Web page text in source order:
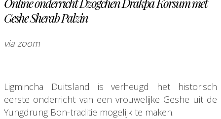
Online onderricht Dzogchen Drakpa Korsum met
Geshe Sherab Palzin
via zoom
Ligmincha Duitsland is verheugd het historisch
eerste onderricht van een vrouwelijke Geshe uit de
Yungdrung Bon-traditie mogelijk te maken.